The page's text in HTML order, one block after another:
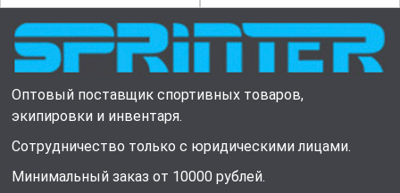
Оптовый поставщик спортивных товаров,
экипировки и инвентаря.
Сотрудничество только с юридическими лицами.
Минимальный заказ от 10000 рублей.